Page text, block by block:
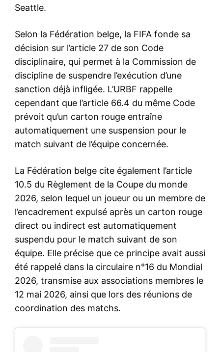
Seattle.
Selon la Fédération belge, la FIFA fonde sa
décision sur l’article 27 de son Code
disciplinaire, qui permet à la Commission de
discipline de suspendre l’exécution d’une
sanction déjà infligée. L’URBF rappelle
cependant que l’article 66.4 du même Code
prévoit qu’un carton rouge entraîne
automatiquement une suspension pour le
match suivant de l’équipe concernée.
La Fédération belge cite également l’article
10.5 du Règlement de la Coupe du monde
2026, selon lequel un joueur ou un membre de
l’encadrement expulsé après un carton rouge
direct ou indirect est automatiquement
suspendu pour le match suivant de son
équipe. Elle précise que ce principe avait aussi
été rappelé dans la circulaire n°16 du Mondial
2026, transmise aux associations membres le
12 mai 2026, ainsi que lors des réunions de
coordination des matchs.